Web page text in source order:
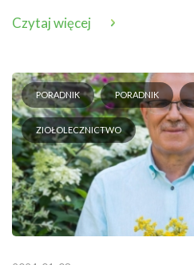
Czytaj więcej
PORADNIK PORADNIK
ZIOŁOLECZNICTWO